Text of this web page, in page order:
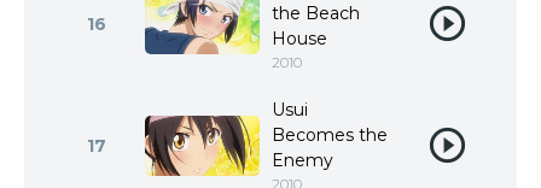
16
the Beach
House
2010
17
Usui
Becomes the
Enemy
2010